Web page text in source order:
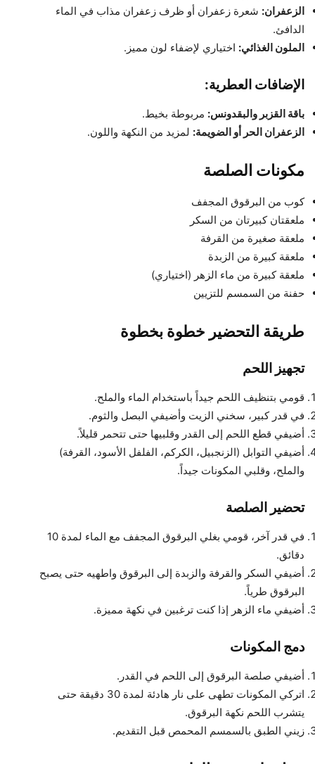
الزعفران: شعرة زعفران أو ظرف زعفران مذاب في الماء
الدافئ.
الملون الغذائي: اختياري لإضفاء لون مميز.
الإضافات العطرية:
باقة القزبر والبقدونس: مربوطة بخيط.
الزعفران الحر أو الضويمة: لمزيد من النكهة واللون.
مكونات الصلصة
كوب من البرقوق المجفف
ملعقتان كبيرتان من السكر
ملعقة صغيرة من القرفة
ملعقة كبيرة من الزبدة
ملعقة كبيرة من ماء الزهر (اختياري)
حفنة من السمسم للتزيين
طريقة التحضير خطوة بخطوة
تجهيز اللحم
قومي بتنظيف اللحم جيداً باستخدام الماء والملح.
في قدر كبير، سخني الزيت وأضيفي البصل والثوم.
أضيفي قطع اللحم إلى القدر وقلبيها حتى تتحمر قليلاً.
أضيفي التوابل (الزنجبيل، الكركم، الفلفل الأسود، القرفة)
والملح، وقلبي المكونات جيداً.
تحضير الصلصة
في قدر آخر، قومي بغلي البرقوق المجفف مع الماء لمدة 10
دقائق.
أضيفي السكر والقرفة والزبدة إلى البرقوق واطهيه حتى يصبح
البرقوق طرياً.
أضيفي ماء الزهر إذا كنت ترغبين في نكهة مميزة.
دمج المكونات
أضيفي صلصة البرقوق إلى اللحم في القدر.
اتركي المكونات تطهى على نار هادئة لمدة 30 دقيقة حتى
يتشرب اللحم نكهة البرقوق.
زيني الطبق بالسمسم المحمص قبل التقديم.